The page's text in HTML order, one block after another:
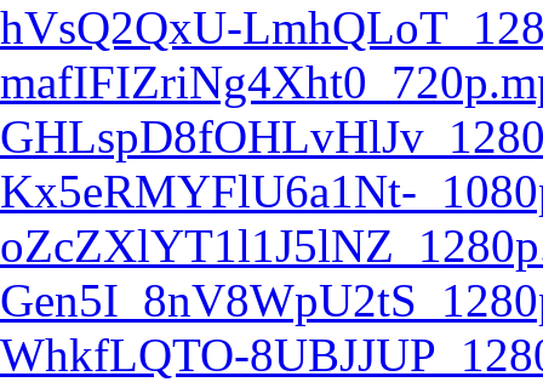
hVsQ2QxU-
Kx5eRMYFlU6a1Nt-
WhkfLQTO-